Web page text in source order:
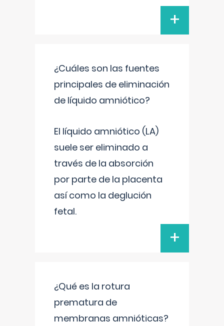
+
¿Cuáles son las fuentes
principales de eliminación
de líquido amniótico?
El líquido amniótico (LA)
suele ser eliminado a
través de la absorción
por parte de la placenta
así como la deglución
fetal.
+
¿Qué es la rotura
prematura de
membranas amnióticas?